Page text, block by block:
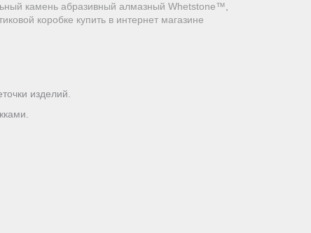
камень абразивный алмазный Whetstone™
коробке купить в интернет магазине
изделий.